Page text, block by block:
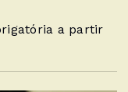
a partir